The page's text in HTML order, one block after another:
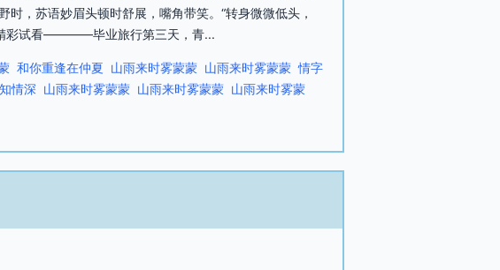
，苏语妙眉头顿时舒展，嘴角带笑。“转身微微低头，
彩试看————毕业旅行第三天，青...
和你重逢在仲夏 山雨来时雾蒙蒙 山雨来时雾蒙蒙 情字
情深 山雨来时雾蒙蒙 山雨来时雾蒙蒙 山雨来时雾蒙